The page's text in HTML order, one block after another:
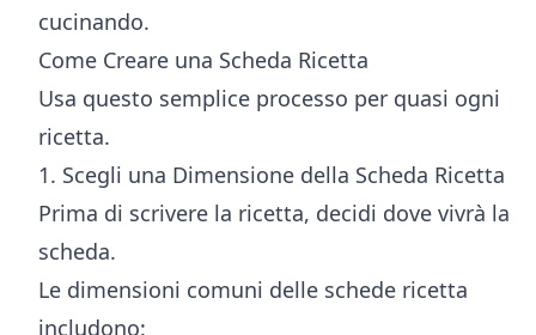
cucinando.
Come Creare una Scheda Ricetta
Usa questo semplice processo per quasi ogni
ricetta.
1. Scegli una Dimensione della Scheda Ricetta
Prima di scrivere la ricetta, decidi dove vivrà la
scheda.
Le dimensioni comuni delle schede ricetta
includono: